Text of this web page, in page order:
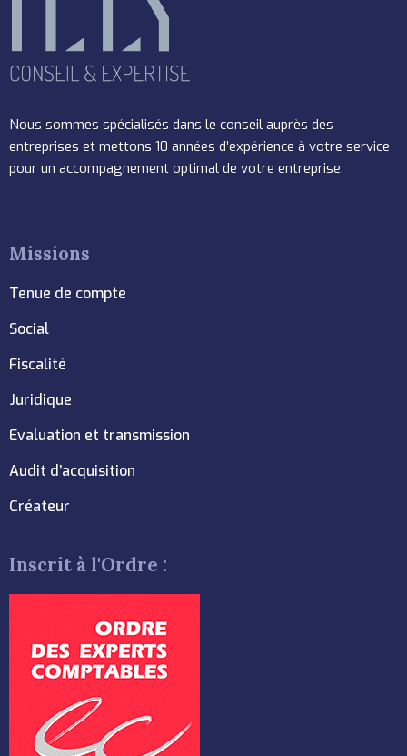
Nous sommes spécialisés dans le conseil auprès des
entreprises et mettons 10 années d’expérience à votre service
pour un accompagnement optimal de votre entreprise.
Missions
Tenue de compte
Social
Fiscalité
Juridique
Evaluation et transmission
Audit d’acquisition
Créateur
Inscrit à l'Ordre :